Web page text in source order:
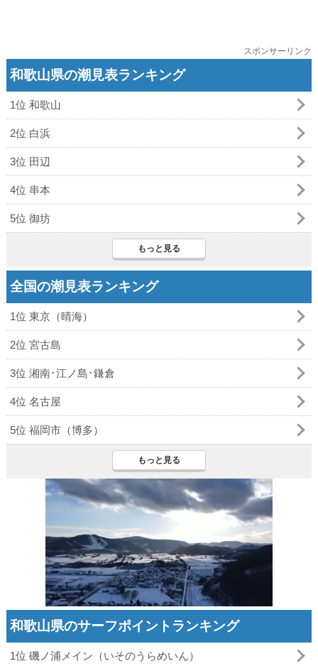
スポンサーリンク
和歌山県の潮見表ランキング
1位 和歌山
2位 白浜
3位 田辺
4位 串本
5位 御坊
もっと見る
全国の潮見表ランキング
1位 東京（晴海）
2位 宮古島
3位 湘南･江ノ島･鎌倉
4位 名古屋
5位 福岡市（博多）
もっと見る
和歌山県のサーフポイントランキング
1位 磯ノ浦メイン（いそのうらめいん）